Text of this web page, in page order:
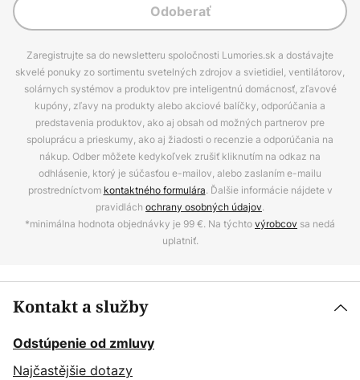
Odoberať
Zaregistrujte sa do newsletteru spoločnosti Lumories.sk a dostávajte
skvelé ponuky zo sortimentu svetelných zdrojov a svietidiel, ventilátorov,
solárnych systémov a produktov pre inteligentnú domácnosť, zľavové
kupóny, zľavy na produkty alebo akciové balíčky, odporúčania a
predstavenia produktov, ako aj obsah od možných partnerov pre
spoluprácu a prieskumy, ako aj žiadosti o recenzie a odporúčania na
nákup. Odber môžete kedykoľvek zrušiť kliknutím na odkaz na
odhlásenie, ktorý je súčasťou e-mailov, alebo zaslaním e-mailu
prostredníctvom kontaktného formulára. Ďalšie informácie nájdete v
pravidlách ochrany osobných údajov.
*minimálna hodnota objednávky je 99 €. Na týchtovýrobcov sa nedá
uplatniť.
Kontakt a služby
Odstúpenie od zmluvy
Najčastějšie dotazy